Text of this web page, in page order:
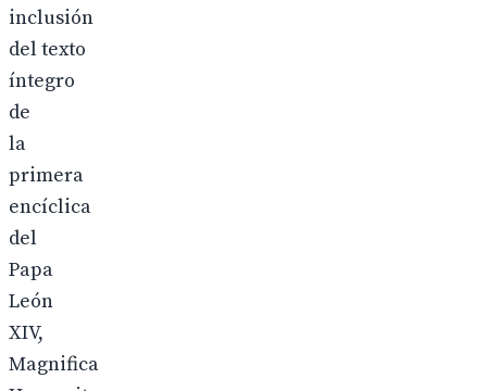
inclusión
del texto
íntegro
de
la
primera
encíclica
del
Papa
León
XIV,
Magnifica